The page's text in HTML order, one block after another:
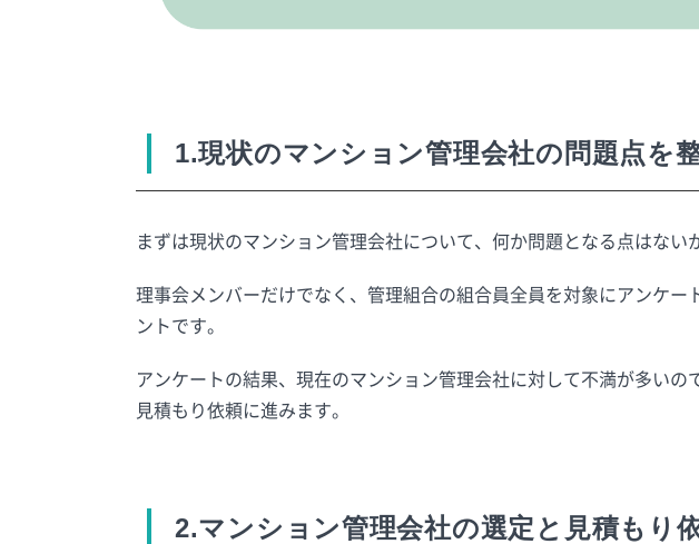
1.現状のマンション管理会社の問題点を
まずは現状のマンション管理会社について、何か問題となる点はない
理事会メンバーだけでなく、管理組合の組合員全員を対象にアンケ
ントです。
アンケートの結果、現在のマンション管理会社に対して不満が多い
見積もり依頼に進みます。
2.マンション管理会社の選定と見積もり